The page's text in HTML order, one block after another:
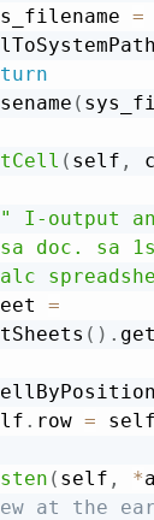
sys_filename
=
(
( self ,
I-output
sa doc. sa
sheet
=
( ) .
self
. row = self
( self , *
at the